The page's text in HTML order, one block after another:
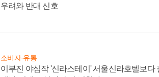
우려와 반대 신호
소비자·유통
이부진 야심작 '신라스테이' 서울신라호텔보다